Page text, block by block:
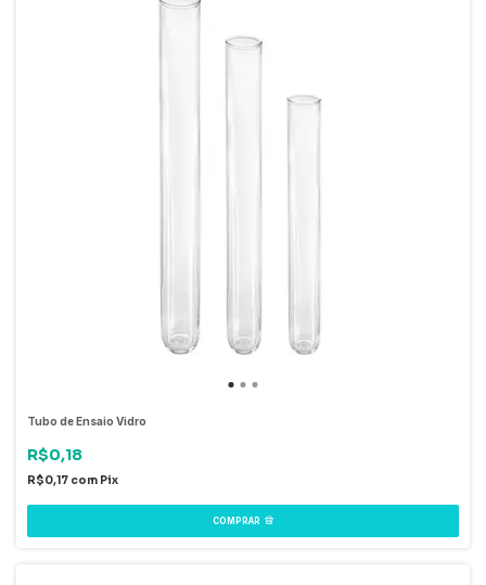
Tubo de Ensaio Vidro
R$0,18
R$0,17 com Pix
COMPRAR